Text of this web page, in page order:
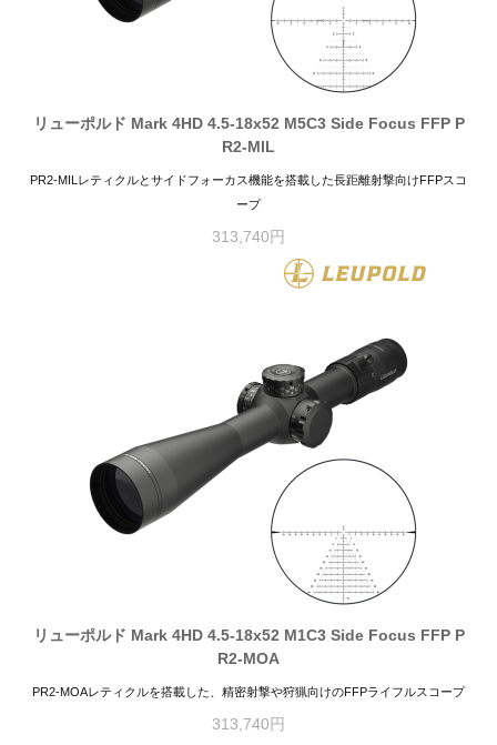
リューポルド Mark 4HD 4.5-18x52 M5C3 Side Focus FFP P
R2-MIL
PR2-MILレティクルとサイドフォーカス機能を搭載した長距離射撃向けFFPスコ
ープ
313,740円
リューポルド Mark 4HD 4.5-18x52 M1C3 Side Focus FFP P
R2-MOA
PR2-MOAレティクルを搭載した、精密射撃や狩猟向けのFFPライフルスコープ
313,740円